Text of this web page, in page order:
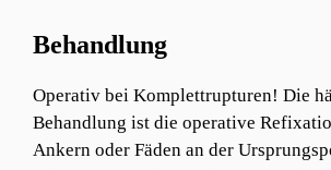
Behandlung
Operativ bei Komplettrupturen! Die
Behandlung ist die operative
Ankern oder Fäden an der